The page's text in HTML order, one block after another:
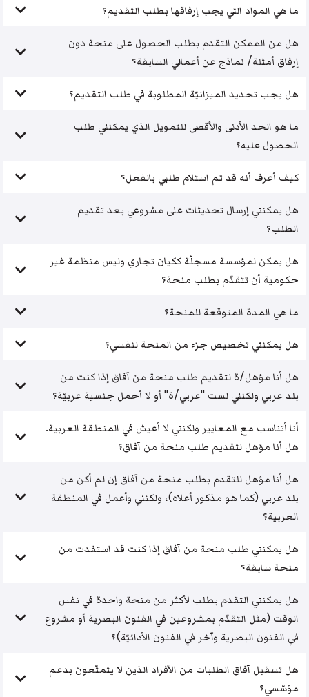
ما هي المواد التي يجب إرفاقها بطلب التقديم؟
هل من الممكن التقدم بطلب الحصول على منحة دون
إرفاق أمثلة/ نماذج عن أعمالي السابقة؟
هل يجب تحديد الميزانيّة المطلوبة في طلب التقديم؟
ما هو الحد الأدنى والأقصى للتمويل الذي يمكنني طلب
الحصول عليه؟
كيف أعرف أنه قد تم استلام طلبي بالفعل؟
هل يمكنني إرسال تحديثات على مشروعي بعد تقديم
الطلب؟
هل يمكن لمؤسسة مسجلّة ككيان تجاري وليس منظمة غير
حكومية أن تتقدّم بطلب منحة؟
ما هي المدة المتوقعة للمنحة؟
هل يمكنني تخصيص جزء من المنحة لنفسي؟
هل أنا مؤهل/ة لتقديم طلب منحة من آفاق إذا كنت من
بلد عربي ولكنني لست "عربي/ة" أو لا أحمل جنسية عربيّة؟
أنا أتناسب مع المعايير ولكنني لا أعيش في المنطقة العربية.
هل أنا مؤهل لتقديم طلب منحة من آفاق؟
هل أنا مؤهل للتقدم بطلب منحة من آفاق إن لم أكن من
بلد عربي (كما هو مذكور أعلاه)، ولكنني وأعمل في المنطقة
العربية؟
هل يمكنني طلب منحة من آفاق إذا كنت قد استفدت من
منحة سابقة؟
هل يمكنني التقدم بطلب لأكثر من منحة واحدة في نفس
الوقت (مثل التقدّم بمشروعين في الفنون البصرية أو مشروع
في الفنون البصرية وآخر في الفنون الأدائيّة)؟
هل تسقبل آفاق الطلبات من الأفراد الذين لا يتمتّعون بدعم
مؤسّسي؟